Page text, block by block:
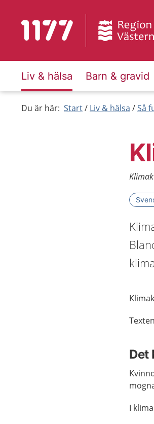
Till startsidan för 1177
Liv & hälsa Barn & gravid
Du är här: Start Liv & hälsa Så
Det
I